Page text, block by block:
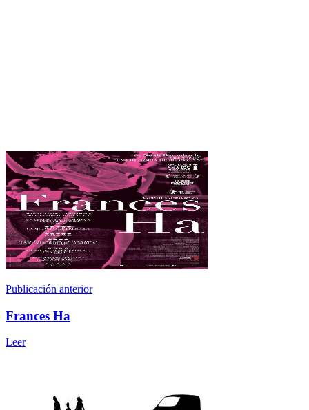
Publicación anterior
Frances Ha
Leer